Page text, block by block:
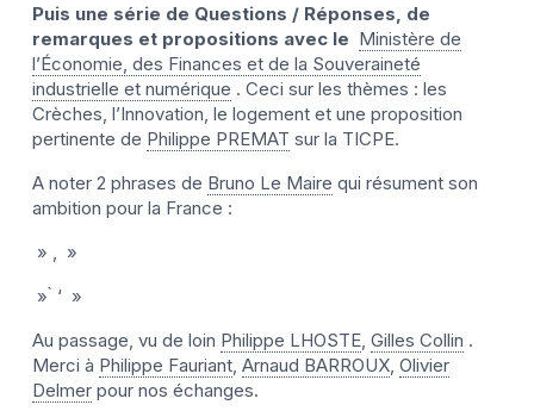
Puis une série de Questions / Réponses, de
remarques et propositions avec le Ministère de
l’Économie, des Finances et de la Souveraineté
industrielle et numérique . Ceci sur les thèmes : les
Crèches, l’Innovation, le logement et une proposition
pertinente de Philippe PREMAT sur la TICPE.
A noter 2 phrases de Bruno Le Maire qui résument son
ambition pour la France :
» , »
» ̀ ‘ »
Au passage, vu de loin Philippe LHOSTE Gilles Collin .
Merci à Philippe Fauriant Arnaud BARROUX Olivier
Delmer pour nos échanges.